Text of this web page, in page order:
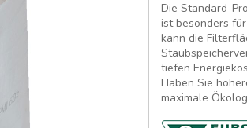
Die Standard-
ist besonders
kann die
tiefen
Haben Sie
maximale